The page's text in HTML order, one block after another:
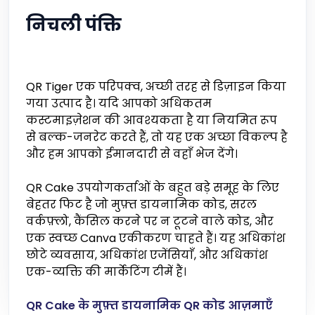
निचली पंक्ति
QR Tiger एक परिपक्व, अच्छी तरह से डिज़ाइन किया
गया उत्पाद है। यदि आपको अधिकतम
कस्टमाइज़ेशन की आवश्यकता है या नियमित रूप
से बल्क-जनरेट करते हैं, तो यह एक अच्छा विकल्प है
और हम आपको ईमानदारी से वहाँ भेज देंगे।
QR Cake उपयोगकर्ताओं के बहुत बड़े समूह के लिए
बेहतर फिट है जो मुफ़्त डायनामिक कोड, सरल
वर्कफ़्लो, कैंसिल करने पर न टूटने वाले कोड, और
एक स्वच्छ Canva एकीकरण चाहते हैं। यह अधिकांश
छोटे व्यवसाय, अधिकांश एजेंसियाँ, और अधिकांश
एक-व्यक्ति की मार्केटिंग टीमें हैं।
QR Cake के मुफ़्त डायनामिक QR कोड आज़माएँ